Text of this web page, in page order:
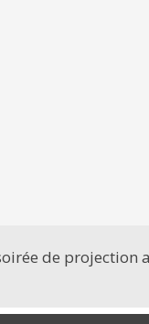
de projection